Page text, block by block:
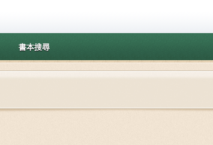
書本搜尋